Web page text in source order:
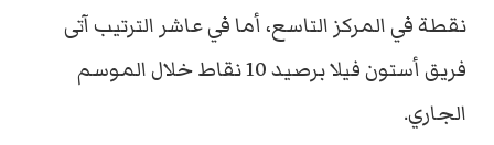
نقطة في المركز التاسع، أما في عاشر الترتيب آتى
فريق أستون فيلا برصيد 10 نقاط خلال الموسم
الجاري.